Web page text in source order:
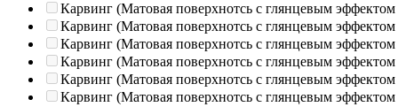
Карвинг (Матовая поверхнотсь с глянцевым эффектом
Карвинг (Матовая поверхнотсь с глянцевым эффектом
Карвинг (Матовая поверхнотсь с глянцевым эффектом
Карвинг (Матовая поверхнотсь с глянцевым эффектом
Карвинг (Матовая поверхнотсь с глянцевым эффектом
Карвинг (Матовая поверхнотсь с глянцевым эффектом